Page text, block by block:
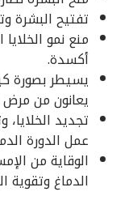
تفتيح البشرة
منع نمو
أكسدة.
يسيطر بصورة
يعانون من مرض
تجديد
عمل الدورة
الوقاية من
الدماغ وتقوية